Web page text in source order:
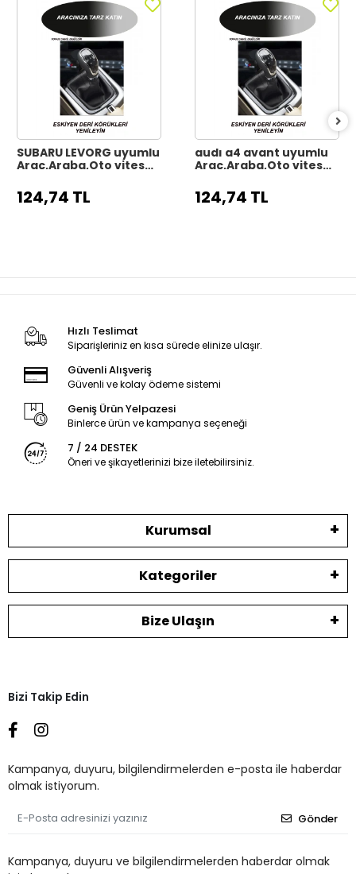
SUBARU LEVORG uyumlu
Araç,Araba,Oto vites
124,74 TL
audı a4 avant uyumlu
Araç,Araba,Oto vites
124,74 TL
Hızlı Teslimat
Siparişleriniz en kısa sürede elinize ulaşır.
Güvenli Alışveriş
Güvenli ve kolay ödeme sistemi
Geniş Ürün Yelpazesi
Binlerce ürün ve kampanya seçeneği
7 / 24 DESTEK
Öneri ve şikayetlerinizi bize iletebilirsiniz.
Kurumsal
Kategoriler
Bize Ulaşın
Bizi Takip Edin
Kampanya, duyuru, bilgilendirmelerden e-posta ile haberdar
olmak istiyorum.
Gönder
Kampanya, duyuru ve bilgilendirmelerden haberdar olmak